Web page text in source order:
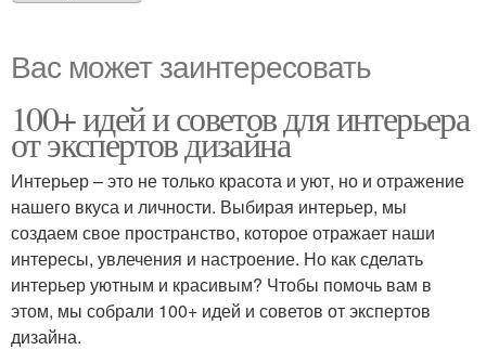
Вас может заинтересовать
100+ идей и советов для интерьера
от экспертов дизайна
Интерьер – это не только красота и уют, но и отражение
нашего вкуса и личности. Выбирая интерьер, мы
создаем свое пространство, которое отражает наши
интересы, увлечения и настроение. Но как сделать
интерьер уютным и красивым? Чтобы помочь вам в
этом, мы собрали 100+ идей и советов от экспертов
дизайна.